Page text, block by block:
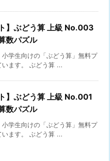
】ぶどう算 上級 No.003
数パズル
小学生向けの「ぶどう算」無料プ
います。 ぶどう算 ...
】ぶどう算 上級 No.001
数パズル
小学生向けの「ぶどう算」無料プ
います。 ぶどう算 ...